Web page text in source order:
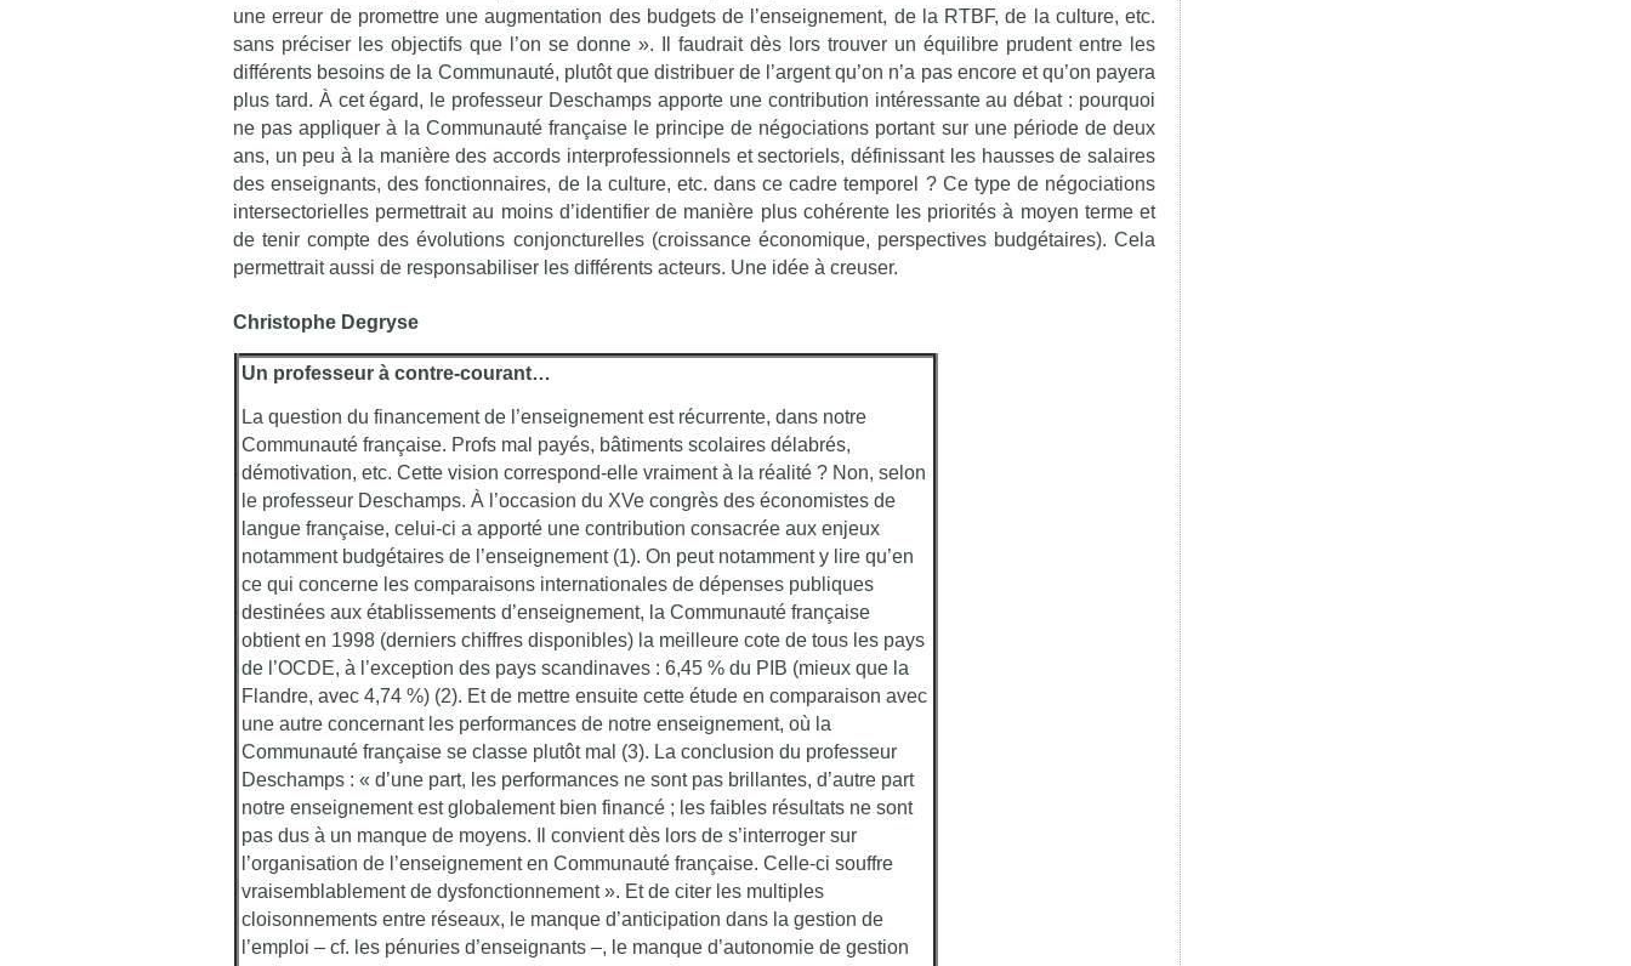
une erreur de promettre une augmentation des budgets de l’enseignement, de la RTBF, de la culture, etc.
sans préciser les objectifs que l’on se donne ». Il faudrait dès lors trouver un équilibre prudent entre les
différents besoins de la Communauté, plutôt que distribuer de l’argent qu’on n’a pas encore et qu’on payera
plus tard. À cet égard, le professeur Deschamps apporte une contribution intéressante au débat : pourquoi
ne pas appliquer à la Communauté française le principe de négociations portant sur une période de deux
ans, un peu à la manière des accords interprofessionnels et sectoriels, définissant les hausses de salaires
des enseignants, des fonctionnaires, de la culture, etc. dans ce cadre temporel ? Ce type de négociations
intersectorielles permettrait au moins d’identifier de manière plus cohérente les priorités à moyen terme et
de tenir compte des évolutions conjoncturelles (croissance économique, perspectives budgétaires). Cela
permettrait aussi de responsabiliser les différents acteurs. Une idée à creuser.
Christophe Degryse
Un professeur à contre-courant…
La question du financement de l’enseignement est récurrente, dans notre
Communauté française. Profs mal payés, bâtiments scolaires délabrés,
démotivation, etc. Cette vision correspond-elle vraiment à la réalité ? Non, selon
le professeur Deschamps. À l’occasion du XVe congrès des économistes de
langue française, celui-ci a apporté une contribution consacrée aux enjeux
notamment budgétaires de l’enseignement (1). On peut notamment y lire qu’en
ce qui concerne les comparaisons internationales de dépenses publiques
destinées aux établissements d’enseignement, la Communauté française
obtient en 1998 (derniers chiffres disponibles) la meilleure cote de tous les pays
de l’OCDE, à l’exception des pays scandinaves : 6,45 % du PIB (mieux que la
Flandre, avec 4,74 %) (2). Et de mettre ensuite cette étude en comparaison avec
une autre concernant les performances de notre enseignement, où la
Communauté française se classe plutôt mal (3). La conclusion du professeur
Deschamps : « d’une part, les performances ne sont pas brillantes, d’autre part
notre enseignement est globalement bien financé ; les faibles résultats ne sont
pas dus à un manque de moyens. Il convient dès lors de s’interroger sur
l’organisation de l’enseignement en Communauté française. Celle-ci souffre
vraisemblablement de dysfonctionnement ». Et de citer les multiples
cloisonnements entre réseaux, le manque d’anticipation dans la gestion de
l’emploi – cf. les pénuries d’enseignants –, le manque d’autonomie de gestion